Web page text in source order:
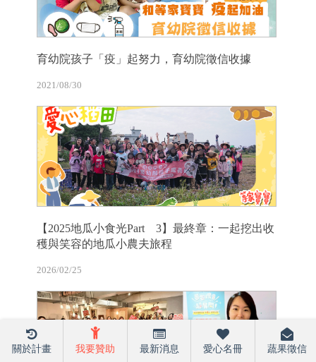
育幼院孩子「疫」起努力，育幼院徵信收據
2021/08/30
【2025地瓜小食光Part 3】最終章：一起挖出收
穫與笑容的地瓜小農夫旅程
2026/02/25
關於計畫 我要贊助 最新消息 愛心名冊 蔬果徵信